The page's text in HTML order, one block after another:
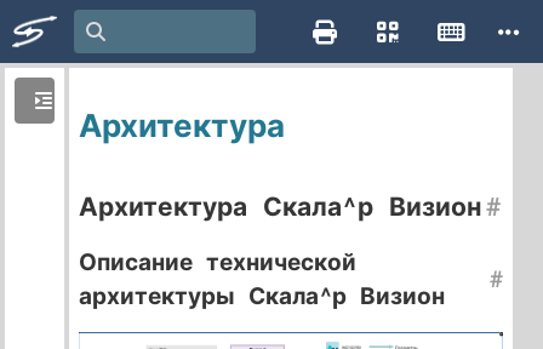
Архитектура
Архитектура Скала^р Визион#
Описание технической
архитектуры Скала^р Визион
#